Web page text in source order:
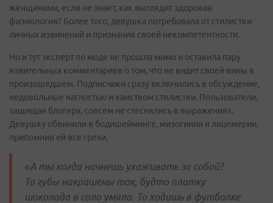
женщинами, если не знает, как выглядит здоровая
физиология? Более того, девушка потребовала от стилистки
личных извинений и признания своей некомпетентности.
Но и тут эксперт по моде не прошла мимо и оставила пару
язвительных комментариев о том, что не видит своей вины в
произошедшем. Подписчики сразу включились в обсуждение,
недовольные наглостью и хамством стилистки. Пользователи,
защищая блогера, совсем не стеснялись в выражениях.
Девушку обвинили в бодишейминге, мизогинии и лицемерии,
припомнив ей все грехи.
«А ты когда начнешь ухаживать за собой?
То губы накрашены так, будто плитку
шоколада в соло умяла. То ходишь в футболке